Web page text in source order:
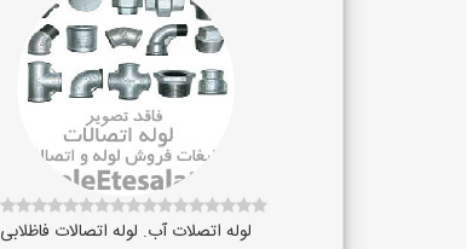
لوله اتصلات آب. لوله اتصالات فاظلابی